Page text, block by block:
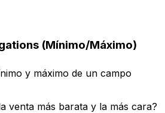
(Mínimo/Máximo)
y máximo de un campo
venta más barata y la más cara?